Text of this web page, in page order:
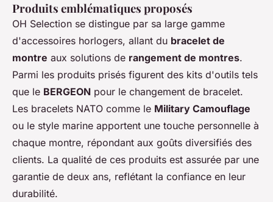
Produits emblématiques proposés
OH Selection se distingue par sa large gamme
d'accessoires horlogers, allant du bracelet de
montre aux solutions de rangement de montres.
Parmi les produits prisés figurent des kits d'outils tels
que le BERGEON pour le changement de bracelet.
Les bracelets NATO comme le Military Camouflage
ou le style marine apportent une touche personnelle à
chaque montre, répondant aux goûts diversifiés des
clients. La qualité de ces produits est assurée par une
garantie de deux ans, reflétant la confiance en leur
durabilité.